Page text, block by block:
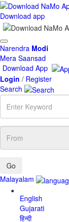
Download app
Toggle
navigation
Narendra Modi
Mera Saansad
Download App
Login / Register
Search
Enter
Keyword
From
Malayalam
English
Gujarati
हिन्दी